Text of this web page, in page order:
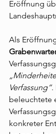
Eröffnung
Als
Verfassung“.
beleuchtete
konkreter